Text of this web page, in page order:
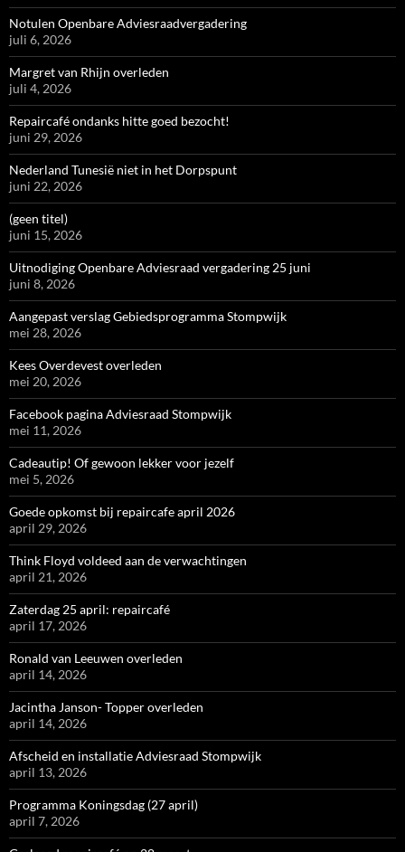
Notulen Openbare Adviesraadvergadering
juli 6, 2026
Margret van Rhijn overleden
juli 4, 2026
Repaircafé ondanks hitte goed bezocht!
juni 29, 2026
Nederland Tunesië niet in het Dorpspunt
juni 22, 2026
(geen titel)
juni 15, 2026
Uitnodiging Openbare Adviesraad vergadering 25 juni
juni 8, 2026
Aangepast verslag Gebiedsprogramma Stompwijk
mei 28, 2026
Kees Overdevest overleden
mei 20, 2026
Facebook pagina Adviesraad Stompwijk
mei 11, 2026
Cadeautip! Of gewoon lekker voor jezelf
mei 5, 2026
Goede opkomst bij repaircafe april 2026
april 29, 2026
Think Floyd voldeed aan de verwachtingen
april 21, 2026
Zaterdag 25 april: repaircafé
april 17, 2026
Ronald van Leeuwen overleden
april 14, 2026
Jacintha Janson- Topper overleden
april 14, 2026
Afscheid en installatie Adviesraad Stompwijk
april 13, 2026
Programma Koningsdag (27 april)
april 7, 2026